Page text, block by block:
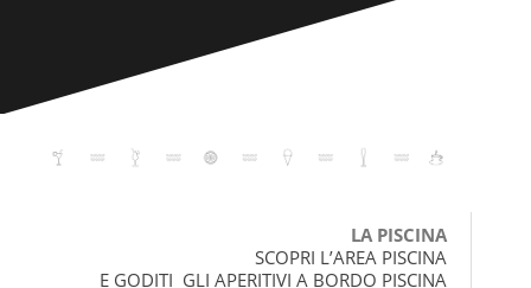
LA PISCINA
SCOPRI L’AREA PISCINA
E GODITI GLI APERITIVI A BORDO PISCINA